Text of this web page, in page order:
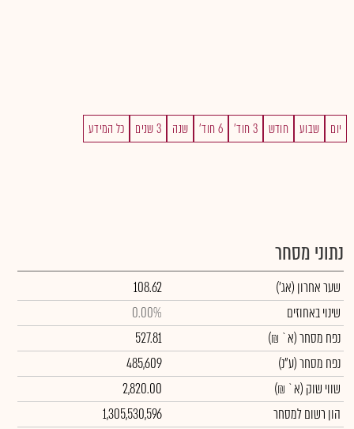
יום שבוע חודש 3 חוד' 6 חוד' שנה 3 שנים כל המידע
נתוני מסחר
שער אחרון (אג')
108.62
שינוי באחוזים
0.00%
נפח מסחר(א` ₪)
527.81
נפח מסחר(ע"נ)
485,609
שווי שוק (א` ₪)
2,820.00
הון רשום למסחר
1,305,530,596